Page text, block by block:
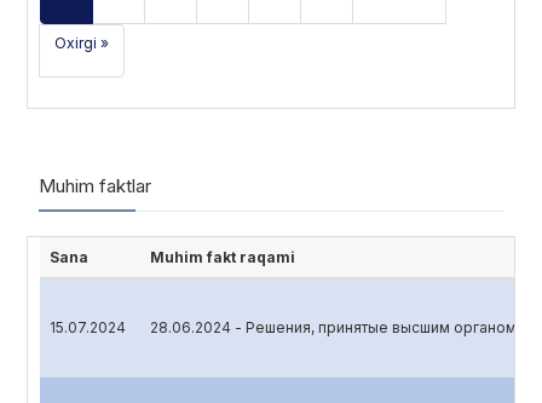
Oxirgi »
Muhim faktlar
Sana Muhim fakt raqami
15.07.2024 28.06.2024 - Решения, принятые высшим органом